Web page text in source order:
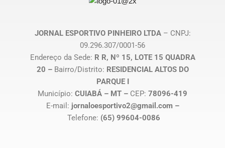
JORNAL ESPORTIVO PINHEIRO LTDA– CNPJ:
09.296.307/0001-56
Endereço da Sede: R R, Nº 15, LOTE 15 QUADRA
20 – Bairro/Distrito: RESIDENCIAL ALTOS DO
PARQUE I
Município: CUIABÁ – MT – CEP: 78096-419
E-mail: jornaloesportivo2@gmail.com –
Telefone: (65) 99604-0086